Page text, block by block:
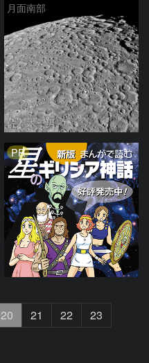
月面南部
佐々木一男
PR
20 21 22
23